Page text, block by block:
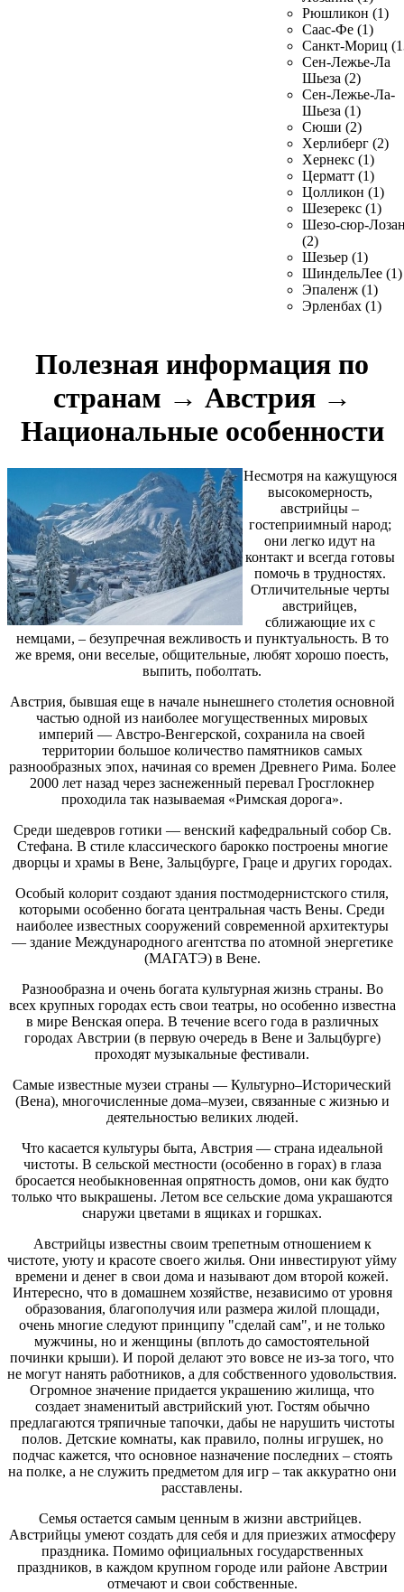
Рюшликон (1)
Саас-Фе (1)
Санкт-Мориц
Сен-Лежье-Ла
Шьеза (2)
Сен-Лежье-Ла-
Шьеза (1)
Сюши (2)
Херлиберг (2)
Хернекс (1)
Церматт (1)
Цолликон (1)
Шезерекс (1)
Шезо-сюр-
(2)
Шезьер (1)
ШиндельЛее (1)
Эпаленж (1)
Эрленбах (1)
Полезная информация по
странам → Австрия →
Национальные особенности
Несмотря на кажущуюся
высокомерность,
австрийцы –
гостеприимный народ;
они легко идут на
контакт и всегда готовы
помочь в трудностях.
Отличительные черты
австрийцев,
сближающие их с
немцами, – безупречная вежливость и пунктуальность. В то
же время, они веселые, общительные, любят хорошо поесть,
выпить, поболтать.
Австрия, бывшая еще в начале нынешнего столетия основной
частью одной из наиболее могущественных мировых
империй — Австро-Венгерской, сохранила на своей
территории большое количество памятников самых
разнообразных эпох, начиная со времен Древнего Рима. Более
2000 лет назад через заснеженный перевал Гросглокнер
проходила так называемая «Римская дорога».
Среди шедевров готики — венский кафедральный собор Св.
Стефана. В стиле классического барокко построены многие
дворцы и храмы в Вене, Зальцбурге, Граце и других городах.
Особый колорит создают здания постмодернистского стиля,
которыми особенно богата центральная часть Вены. Среди
наиболее известных сооружений современной архитектуры
— здание Международного агентства по атомной энергетике
(МАГАТЭ) в Вене.
Разнообразна и очень богата культурная жизнь страны. Во
всех крупных городах есть свои театры, но особенно известна
в мире Венская опера. В течение всего года в различных
городах Австрии (в первую очередь в Вене и Зальцбурге)
проходят музыкальные фестивали.
Самые известные музеи страны — Культурно–Исторический
(Вена), многочисленные дома–музеи, связанные с жизнью и
деятельностью великих людей.
Что касается культуры быта, Австрия — страна идеальной
чистоты. В сельской местности (особенно в горах) в глаза
бросается необыкновенная опрятность домов, они как будто
только что выкрашены. Летом все сельские дома украшаются
снаружи цветами в ящиках и горшках.
Австрийцы известны своим трепетным отношением к
чистоте, уюту и красоте своего жилья. Они инвестируют уйму
времени и денег в свои дома и называют дом второй кожей.
Интересно, что в домашнем хозяйстве, независимо от уровня
образования, благополучия или размера жилой площади,
очень многие следуют принципу "сделай сам", и не только
мужчины, но и женщины (вплоть до самостоятельной
починки крыши). И порой делают это вовсе не из-за того, что
не могут нанять работников, а для собственного удовольствия.
Огромное значение придается украшению жилища, что
создает знаменитый австрийский уют. Гостям обычно
предлагаются тряпичные тапочки, дабы не нарушить чистоты
полов. Детские комнаты, как правило, полны игрушек, но
подчас кажется, что основное назначение последних – стоять
на полке, а не служить предметом для игр – так аккуратно они
расставлены.
Семья остается самым ценным в жизни австрийцев.
Австрийцы умеют создать для себя и для приезжих атмосферу
праздника. Помимо официальных государственных
праздников, в каждом крупном городе или районе Австрии
отмечают и свои собственные.